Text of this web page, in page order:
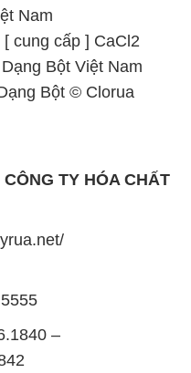
Nam
cung cấp ] CaCl2
Bột Việt Nam
Bột © Clorua
TY HÓA CHẤT
–